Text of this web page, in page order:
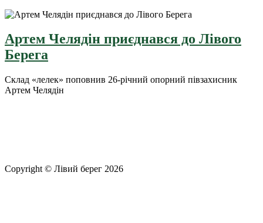
Артем Челядін приєднався до Лівого
Берега
Склад «лелек» поповнив 26-річний опорний півзахисник
Артем Челядін
Copyright © Лівий берег 2026